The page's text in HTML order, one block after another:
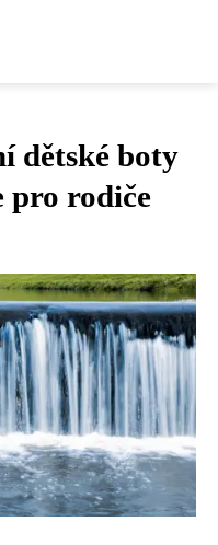
dětské boty
pro rodiče